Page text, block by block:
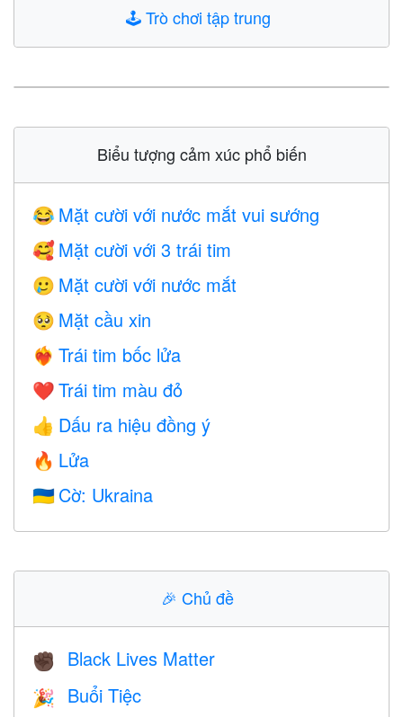
🕹️Trò chơi tập trung
Biểu tượng cảm xúc phổ biến
😂 Mặt cười với nước mắt vui sướng
🥰 Mặt cười với 3 trái tim
🥲 Mặt cười với nước mắt
🥺 Mặt cầu xin
❤️‍🔥 Trái tim bốc lửa
❤️ Trái tim màu đỏ
👍 Dấu ra hiệu đồng ý
🔥 Lửa
🇺🇦 Cờ: Ukraina
🎉 Chủ đề
✊🏿 Black Lives Matter
🎉 Buổi Tiệc